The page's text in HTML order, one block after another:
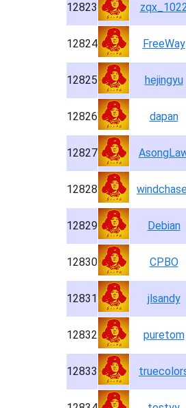
12823
12824 FreeWay
12825 hejingyu
12826 dapan
12827
12828
12829 Debian
12830 CPBO
12831 jlsandy
12832 puretom
12833